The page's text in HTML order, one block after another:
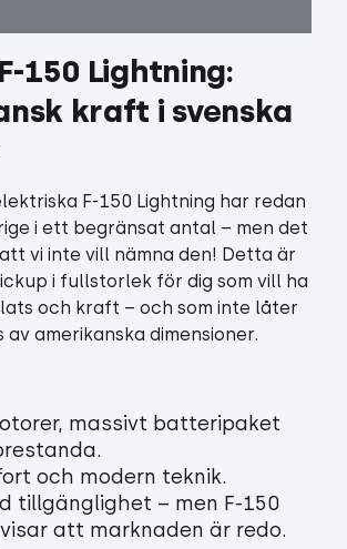
150 Lightning:
kraft i svenska
F-150 Lightning har redan
i ett begränsat antal – men det
vi inte vill nämna den! Detta är
i fullstorlek för dig som vill ha
och kraft – och som inte låter
av amerikanska dimensioner.
massivt batteripaket
och modern teknik.
tillgänglighet – men F-150
att marknaden är redo.